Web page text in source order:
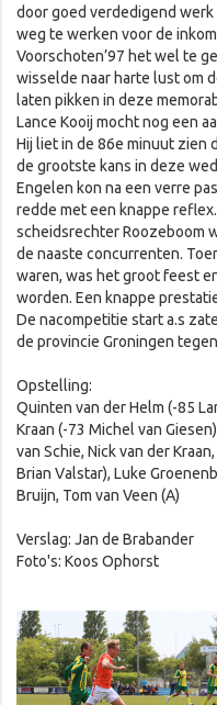
door goed verdedigend werk
weg te werken voor de
Voorschoten’97 het wel te
wisselde naar harte lust om
laten pikken in deze
Lance Kooij mocht nog een
Hij liet in de 86e minuut zien
de grootste kans in deze
Engelen kon na een verre
redde met een knappe
scheidsrechter Roozeboom
de naaste concurrenten.
waren, was het groot feest
worden. Een knappe
De nacompetitie start a.s
de provincie Groningen
Opstelling:
Quinten van der Helm (-85
Kraan (-73 Michel van
van Schie, Nick van der
Brian Valstar), Luke
Bruijn, Tom van Veen (A)
Verslag: Jan de Brabander
Foto's: Koos Ophorst